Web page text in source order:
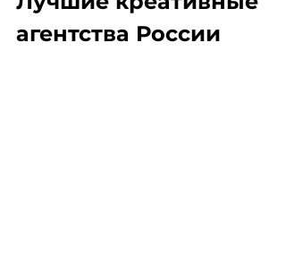
агентства России